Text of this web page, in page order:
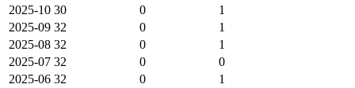
2025-10 30 0
1
2025-09 32 0
1
2025-08 32 0
1
2025-07 32 0
0
2025-06 32 0
1